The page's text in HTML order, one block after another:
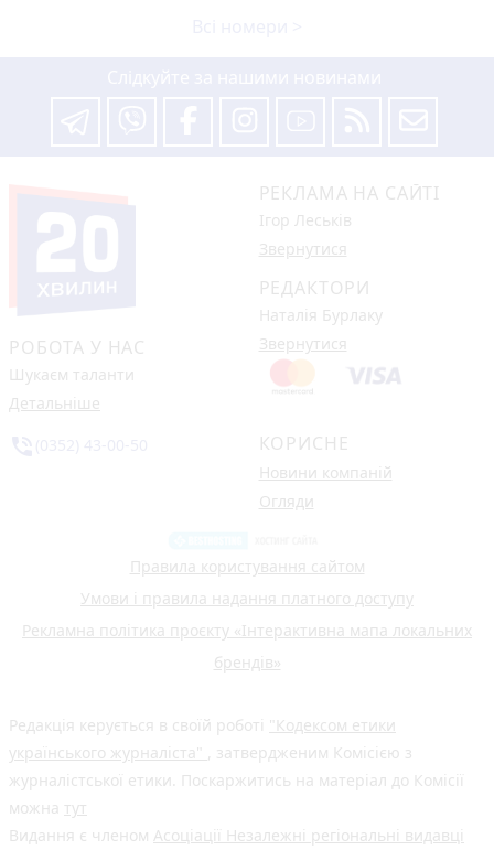
РОБОТА У НАС
Шукаєм таланти
Детальніше
РЕКЛАМА НА САЙТІ
Ігор Леськів
Звернутися
РЕДАКТОРИ
Наталія Бурлаку
Звернутися
КОРИСНЕ
Новини компаній
Огляди
Правила користування сайтом
Умови і правила надання платного доступу
Рекламна політика проєкту «Інтерактивна мапа локальних
брендів»
Редакція керується в своїй роботі "Кодексом етики
українського журналіста"
, затвердженим Комісією з
журналістської етики. Поскаржитись на матеріал до Комісії
можна тут
Видання є членом Асоціації Незалежні регіональні видавці